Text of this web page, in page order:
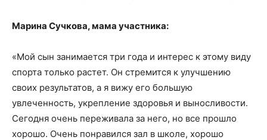
Марина Сучкова, мама участника:
«Мой сын занимается три года и интерес к этому виду
спорта только растет. Он стремится к улучшению
своих результатов, а я вижу его большую
увлеченность, укрепление здоровья и выносливости.
Сегодня очень переживала за него, но все прошло
хорошо. Очень понравился зал в школе, хорошо